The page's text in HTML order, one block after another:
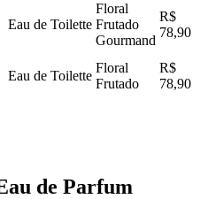
Eau de Toilette
Floral
Frutado
Gourmand
R$
78,90
Eau de Toilette
Floral
Frutado
R$
78,90
de Parfum